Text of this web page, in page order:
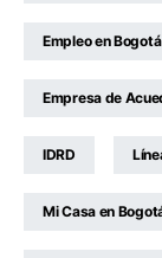
Empleo en Bogotá
Empresa de
IDRD
Mi Casa en